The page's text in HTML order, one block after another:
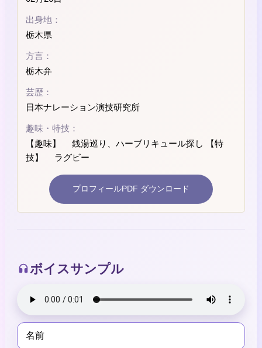
出身地：
栃木県
方言：
栃木弁
芸歴：
日本ナレーション演技研究所
趣味・特技：
【趣味】 銭湯巡り、ハーブリキュール探し 【特
技】 ラグビー
プロフィールPDF ダウンロード
ボイスサンプル
名前